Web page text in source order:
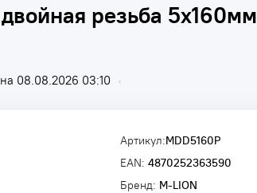
резьба 5х160мм
08.08.2026 03:10 •
Артикул:MDD5160P
EAN: 4870252363590
Бренд: M-LION